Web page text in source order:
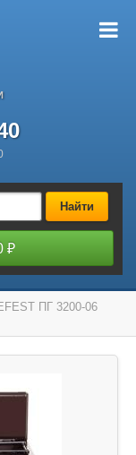
Найти
₽
ПГ 3200-06